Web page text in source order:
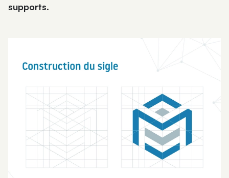
supports.